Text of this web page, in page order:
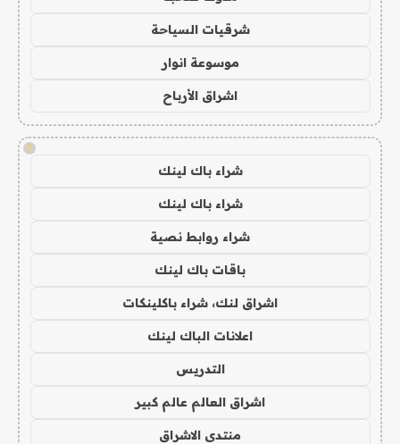
شرقيات السياحة
موسوعة انوار
اشراق الأرباح
!
شراء باك لينك
شراء باك لينك
شراء روابط نصية
باقات باك لينك
اشراق لنك، شراء باكلينكات
اعلانات الباك لينك
التدريس
اشراق العالم عالم كبير
منتدى الاشراق